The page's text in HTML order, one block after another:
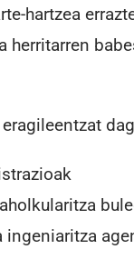
hartzea
herritarren
ingeniaritza